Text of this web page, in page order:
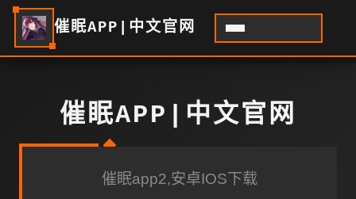
催眠APP|中文官网
催眠APP|中文官网
催眠app2,安卓IOS下载